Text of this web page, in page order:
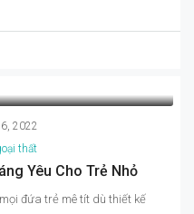
2022
thất
Yêu Cho Trẻ Nhỏ
đứa trẻ mê tít dù thiết kế